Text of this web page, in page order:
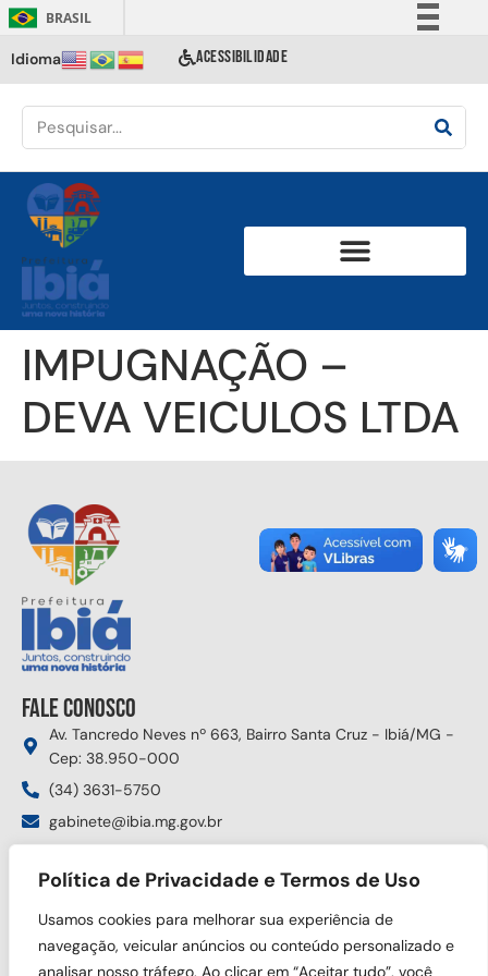
Política de Privacidade e Termos de Uso
Usamos cookies para melhorar sua experiência de
navegação, veicular anúncios ou conteúdo personalizado e
analisar nosso tráfego. Ao clicar em “Aceitar tudo”, você
BRASIL
Comunica BR
Acesso à informação
Idioma ACESSIBILIDADE
IMPUGNAÇÃO –
DEVA VEICULOS LTDA
Fale conosco
Av. Tancredo Neves nº 663, Bairro Santa Cruz - Ibiá/MG -
Cep: 38.950-000
(34) 3631-5750
gabinete@ibia.mg.gov.br